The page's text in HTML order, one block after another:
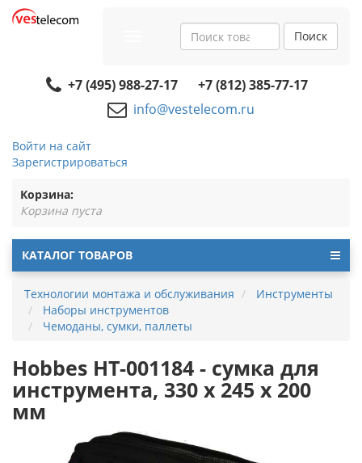
navigation
Поиск
+7 (495) 988-27-17
+7 (812) 385-77-17
info@vestelecom.ru
Войти на сайт
Зарегистрироваться
Корзина:
Корзина пуста
КАТАЛОГ ТОВАРОВ
Технологии монтажа и обслуживания
Инструменты
Наборы инструментов
Чемоданы, сумки, паллеты
Hobbes HT-001184 - сумка для
инструмента, 330 х 245 х 200
мм